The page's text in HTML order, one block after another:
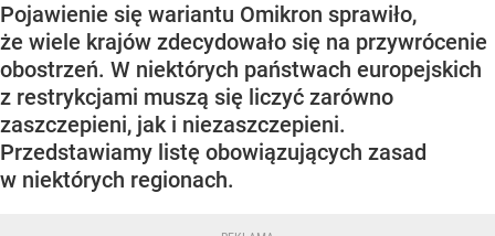
Pojawienie się wariantu Omikron sprawiło,
że wiele krajów zdecydowało się na przywrócenie
obostrzeń. W niektórych państwach europejskich
z restrykcjami muszą się liczyć zarówno
zaszczepieni, jak i niezaszczepieni.
Przedstawiamy listę obowiązujących zasad
w niektórych regionach.